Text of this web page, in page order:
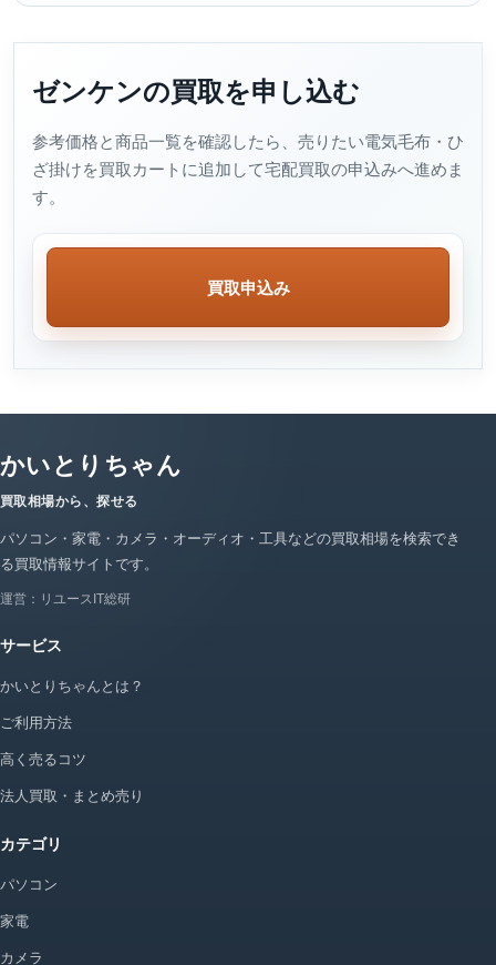
ゼンケンの買取を申し込む
参考価格と商品一覧を確認したら、売りたい電気毛布・ひ
ざ掛けを買取カートに追加して宅配買取の申込みへ進めま
す。
買取申込み
かいとりちゃん
買取相場から、探せる
パソコン・家電・カメラ・オーディオ・工具などの買取相場を検索でき
る買取情報サイトです。
運営：リユースIT総研
サービス
かいとりちゃんとは？
ご利用方法
高く売るコツ
法人買取・まとめ売り
カテゴリ
パソコン
家電
カメラ